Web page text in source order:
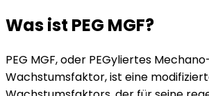
Was ist PEG MGF?
PEG MGF, oder PEGyliertes
Wachstumsfaktor, ist eine